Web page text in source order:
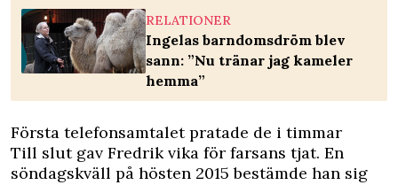
RELATIONER
Ingelas barndomsdröm blev
sann: ”Nu tränar jag kameler
hemma”
Första telefonsamtalet pratade de i timmar
Till slut gav Fredrik vika för farsans tjat. En
söndagskväll på hösten 2015 bestämde han sig